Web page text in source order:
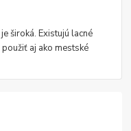
široká. Existujú lacné
aj ako mestské